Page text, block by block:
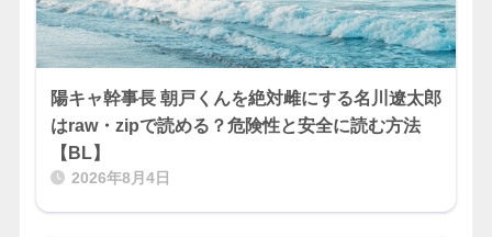
陽キャ幹事長 朝戸くんを絶対雌にする名川遼太郎
はraw・zipで読める？危険性と安全に読む方法
【BL】
2026年8月4日